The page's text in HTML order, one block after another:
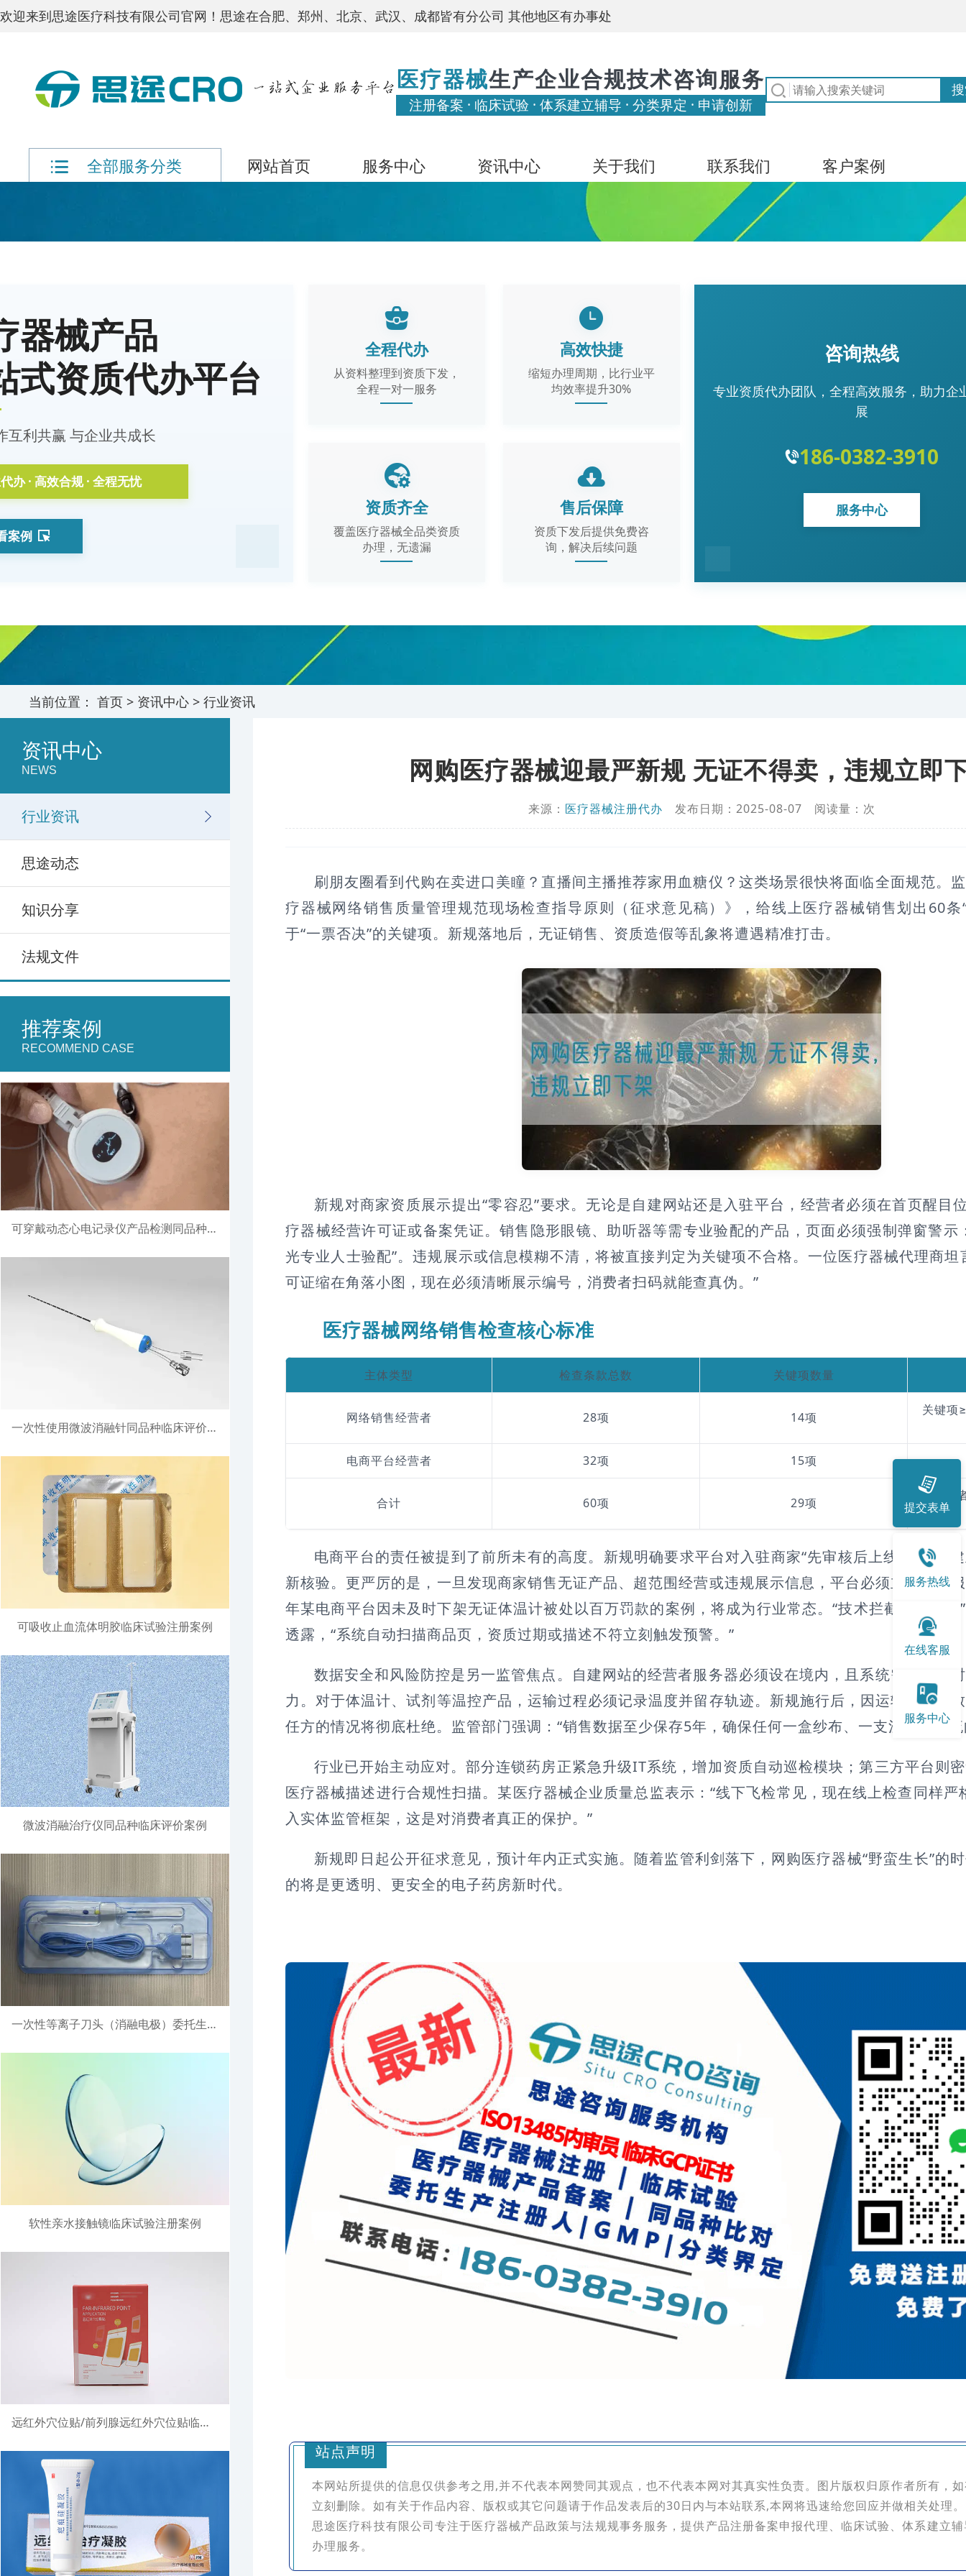
欢迎来到思途医疗科技有限公司官网！思途在合肥、郑州、北京、武汉、成都皆有分公司 其他地区有办事处
医疗器械生产企业合规技术咨询服务
注册备案 · 临床试验 · 体系建立辅导 · 分类界定 · 申请创新
全部服务分类 网站首页 服务中心 资讯中心 关于我们 联系我们 客户案例
器械产品
式资质代办平台
互利共赢 与企业共成长
办 · 高效合规 · 全程无忧
案例
全程代办
从资料整理到资质下发，
全程一对一服务
高效快捷
缩短办理周期，比行业平
均效率提升30%
资质齐全
覆盖医疗器械全品类资质
办理，无遗漏
售后保障
资质下发后提供免费咨
询，解决后续问题
咨询热线
专业资质代办团队，全程高效服务，助力企
展
186-0382-3910
服务中心
当前位置：首页 > 资讯中心 >行业资讯
资讯中心
NEWS
行业资讯
思途动态
知识分享
法规文件
推荐案例
RECOMMEND CASE
可穿戴动态心电记录仪产品检测同品种比对注册案例
一次性使用微波消融针同品种临床评价注册案例
可吸收止血流体明胶临床试验注册案例
微波消融治疗仪同品种临床评价案例
一次性等离子刀头（消融电极）委托生产注册案例
软性亲水接触镜临床试验注册案例
远红外穴位贴/前列腺远红外穴位贴临床试验注册案例
网购医疗器械迎最严新规 无证不得卖，违规立即
来源： 医疗器械注册代办 发布日期：2025-08-07 阅读量： 次
刷朋友圈看到代购在卖进口美瞳？直播间主播推荐家用血糖仪？这类场景很快将面临全面规范。
疗器械网络销售质量管理规范现场检查指导原则（征求意见稿）》，给线上医疗器械销售划出60条
于“一票否决”的关键项。新规落地后，无证销售、资质造假等乱象将遭遇精准打击。
新规对商家资质展示提出“零容忍”要求。无论是自建网站还是入驻平台，经营者必须在首页醒
疗器械经营许可证或备案凭证。销售隐形眼镜、助听器等需专业验配的产品，页面必须强制弹窗警示
光专业人士验配”。违规展示或信息模糊不清，将被直接判定为关键项不合格。一位医疗器械代理商坦
可证缩在角落小图，现在必须清晰展示编号，消费者扫码就能查真伪。”
医疗器械网络销售检查核心标准
主体类型 检查条款总数 关键项数量
网络销售经营者 28项 14项 关键项
电商平台经营者 32项 15项
合计 60项 29项 未通过
电商平台的责任被提到了前所未有的高度。新规明确要求平台对入驻商家“先审核后上线”，必须
新核验。更严厉的是，一旦发现商家销售无证产品、超范围经营或违规展示信息，平台必须立即停止
年某电商平台因未及时下架无证体温计被处以百万罚款的案例，将成为行业常态。“技术拦截已上线，
透露，“系统自动扫描商品页，资质过期或描述不符立刻触发预警。”
数据安全和风险防控是另一监管焦点。自建网站的经营者服务器必须设在境内，且系统需具备实
力。对于体温计、试剂等温控产品，运输过程必须记录温度并留存轨迹。新规施行后，因运输不当导
任方的情况将彻底杜绝。监管部门强调：“销售数据至少保存5年，确保任何一盒纱布、一支注射器的
行业已开始主动应对。部分连锁药房正紧急升级IT系统，增加资质自动巡检模块；第三方平台则
医疗器械描述进行合规性扫描。某医疗器械企业质量总监表示：“线下飞检常见，现在线上检查同样严
入实体监管框架，这是对消费者真正的保护。”
新规即日起公开征求意见，预计年内正式实施。随着监管利剑落下，网购医疗器械“野蛮生长”的
的将是更透明、更安全的电子药房新时代。
站点声明
本网站所提供的信息仅供参考之用,并不代表本网赞同其观点，也不代表本网对其真实性负责。图片版权归原作者所有，
立刻删除。如有关于作品内容、版权或其它问题请于作品发表后的30日内与本站联系,本网将迅速给您回应并做相关处理。
思途医疗科技有限公司专注于医疗器械产品政策与法规规事务服务，提供产品注册备案申报代理、临床试验、体系建立
办理服务。
提交表单
服务热线
在线客服
服务中心